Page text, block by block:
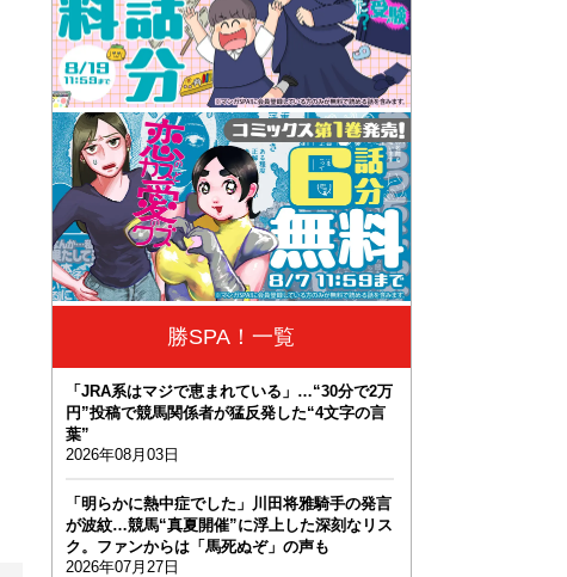
勝SPA！一覧
「JRA系はマジで恵まれている」…“30分で2万
円”投稿で競馬関係者が猛反発した“4文字の言
葉”
2026年08月03日
「明らかに熱中症でした」川田将雅騎手の発言
が波紋…競馬“真夏開催”に浮上した深刻なリス
ク。ファンからは「馬死ぬぞ」の声も
2026年07月27日